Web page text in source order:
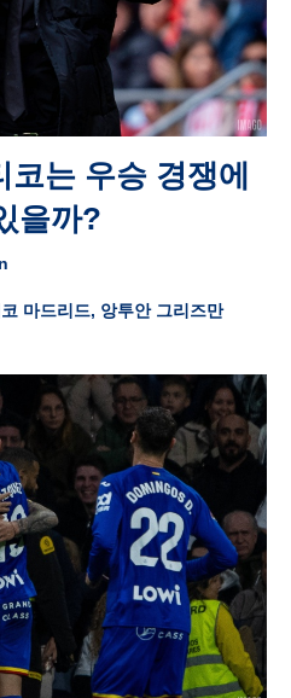
는 우승 경쟁에
을까?
마드리드, 앙투안 그리즈만